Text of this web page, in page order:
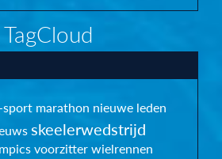
sport marathon nieuwe leden
skeelerwedstrijd
voorzitterwielrennen